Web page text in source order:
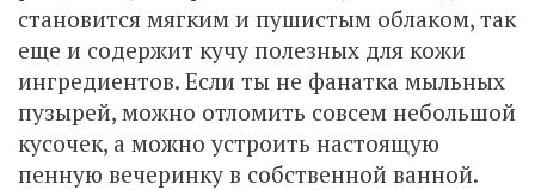
становится мягким и пушистым облаком, так
еще и содержит кучу полезных для кожи
ингредиентов. Если ты не фанатка мыльных
пузырей, можно отломить совсем небольшой
кусочек, а можно устроить настоящую
пенную вечеринку в собственной ванной.